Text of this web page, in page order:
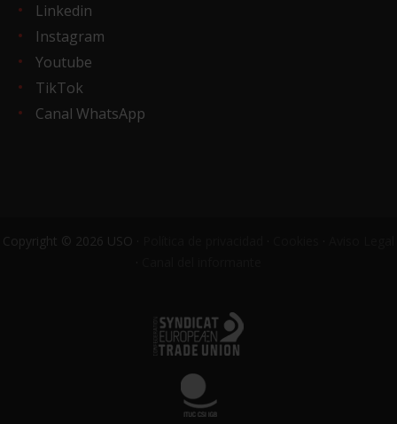
Linkedin
Instagram
Youtube
TikTok
Canal WhatsApp
Copyright © 2026 USO ·